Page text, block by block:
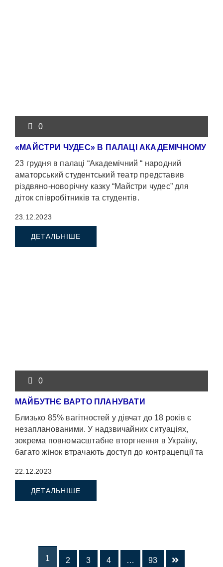
0
«МАЙСТРИ ЧУДЕС» В ПАЛАЦІ АКАДЕМІЧНОМУ
23 грудня в палаці “Академічний “ народний
аматорський студентський театр представив
різдвяно-новорічну казку “Майстри чудес” для
діток співробітників та студентів.
23.12.2023
ДЕТАЛЬНІШЕ
0
МАЙБУТНЄ ВАРТО ПЛАНУВАТИ
Близько 85% вагітностей у дівчат до 18 років є
незапланованими. У надзвичайних ситуаціях,
зокрема повномасштабне вторгнення в Україну,
багато жінок втрачають доступ до контрацепції та
22.12.2023
ДЕТАЛЬНІШЕ
1 2 3 4 … 93